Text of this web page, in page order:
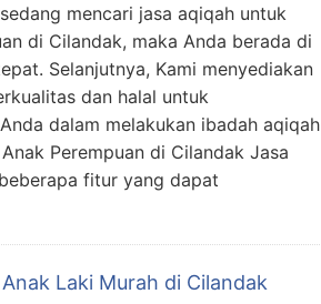
mencari jasa aqiqah untuk
di Cilandak, maka Anda berada di
Selanjutnya, Kami menyediakan
dan halal untuk
dalam melakukan ibadah aqiqah
Perempuan di Cilandak Jasa
fitur yang dapat
Laki Murah di Cilandak